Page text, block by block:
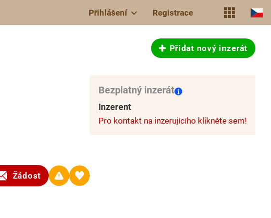
Přihlášení Registrace
Přidat nový inzerát
Žádost
Bezplatný inzerát
Inzerent
Pro kontakt na inzerujícího klikněte sem!